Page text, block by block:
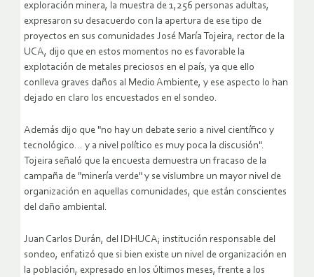
exploración minera, la muestra de 1,256 personas adultas,
expresaron su desacuerdo con la apertura de ese tipo de
proyectos en sus comunidades José María Tojeira, rector de la
UCA, dijo que en estos momentos no es favorable la
explotación de metales preciosos en el país, ya que ello
conlleva graves daños al Medio Ambiente, y ese aspecto lo han
dejado en claro los encuestados en el sondeo.
Además dijo que "no hay un debate serio a nivel científico y
tecnológico… y a nivel político es muy poca la discusión".
Tojeira señaló que la encuesta demuestra un fracaso de la
campaña de "minería verde" y se vislumbre un mayor nivel de
organización en aquellas comunidades, que están conscientes
del daño ambiental.
Juan Carlos Durán, del IDHUCA; institución responsable del
sondeo, enfatizó que si bien existe un nivel de organización en
la población, expresado en los últimos meses, frente a los